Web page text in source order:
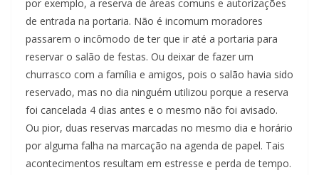
por exemplo, a reserva de áreas comuns e autorizações
de entrada na portaria. Não é incomum moradores
passarem o incômodo de ter que ir até a portaria para
reservar o salão de festas. Ou deixar de fazer um
churrasco com a família e amigos, pois o salão havia sido
reservado, mas no dia ninguém utilizou porque a reserva
foi cancelada 4 dias antes e o mesmo não foi avisado.
Ou pior, duas reservas marcadas no mesmo dia e horário
por alguma falha na marcação na agenda de papel. Tais
acontecimentos resultam em estresse e perda de tempo.